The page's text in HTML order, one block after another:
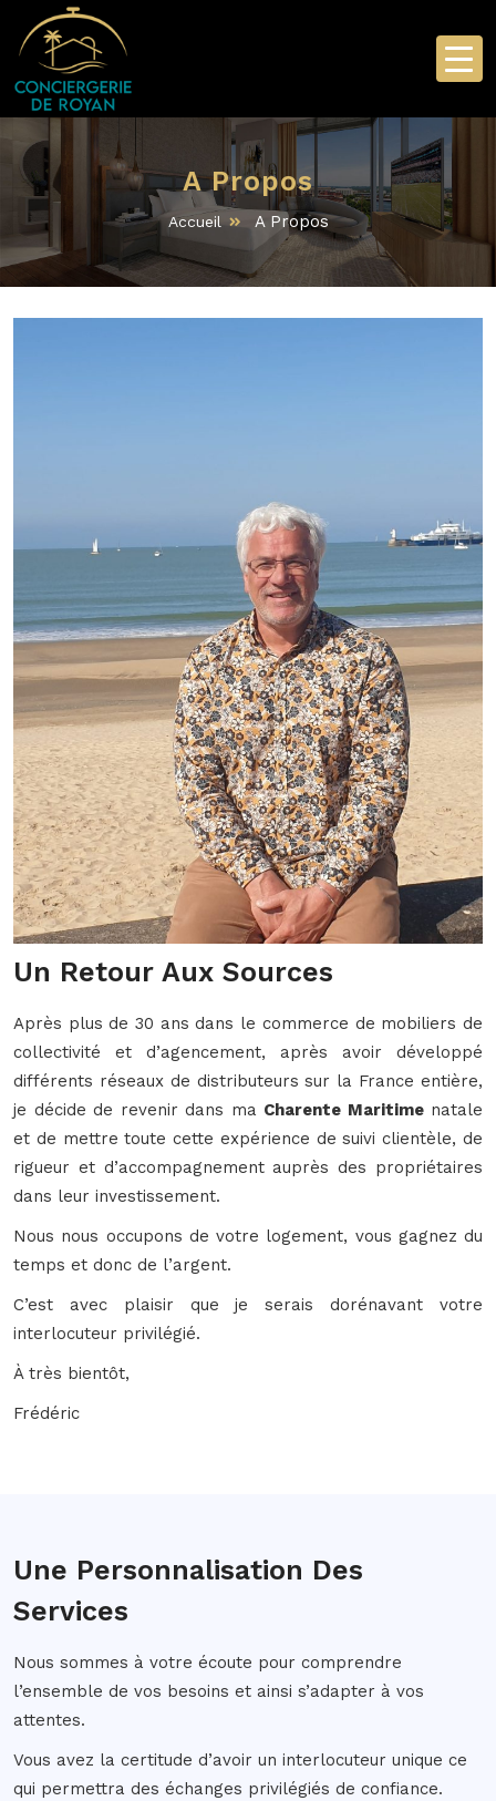
A Propos
Accueil A Propos
Un Retour Aux Sources
Après plus de 30 ans dans le commerce de mobiliers de
collectivité et d’agencement, après avoir développé
différents réseaux de distributeurs sur la France entière,
je décide de revenir dans ma Charente Maritimenatale
et de mettre toute cette expérience de suivi clientèle, de
rigueur et d’accompagnement auprès des propriétaires
dans leur investissement.
Nous nous occupons de votre logement, vous gagnez du
temps et donc de l’argent.
C’est avec plaisir que je serais dorénavant votre
interlocuteur privilégié.
À très bientôt,
Frédéric
Une Personnalisation Des
Services
Nous sommes à votre écoute pour comprendre
l’ensemble de vos besoins et ainsi s’adapter à vos
attentes.
Vous avez la certitude d’avoir un interlocuteur unique ce
qui permettra des échanges privilégiés de confiance.